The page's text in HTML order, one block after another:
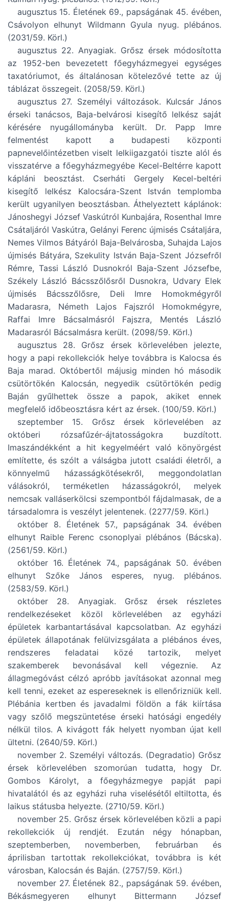
augusztus 15. Életének 69., papságának 45. évében,
Csávolyon elhunyt Wildmann Gyula nyug. plébános.
(2031/59. Körl.)
augusztus 22. Anyagiak. Grősz érsek módosította
az 1952-ben bevezetett főegyházmegyei egységes
taxatóriumot, és általánosan kötelezővé tette az új
táblázat összegeit. (2058/59. Körl.)
augusztus 27. Személyi változások. Kulcsár János
érseki tanácsos, Baja-belvárosi kisegítő lelkész saját
kérésére nyugállományba került. Dr. Papp Imre
felmentést kapott a budapesti központi
papnevelőintézetben viselt lelkiigazgatói tiszte alól és
visszatérve a főegyházmegyébe Kecel-Beltérre kapott
kápláni beosztást. Cserháti Gergely Kecel-beltéri
kisegítő lelkész Kalocsára-Szent István templomba
került ugyanilyen beosztásban. Áthelyeztett káplánok:
Jánoshegyi József Vaskútról Kunbajára, Rosenthal Imre
Csátaljáról Vaskútra, Gelányi Ferenc újmisés Csátaljára,
Nemes Vilmos Bátyáról Baja-Belvárosba, Suhajda Lajos
újmisés Bátyára, Szekulity István Baja-Szent Józsefről
Rémre, Tassi László Dusnokról Baja-Szent Józsefbe,
Székely László Bácsszőlősről Dusnokra, Udvary Elek
újmisés Bácsszőlősre, Deli Imre Homokmégyről
Madarasra, Németh Lajos Fajszról Homokmégyre,
Raffai Imre Bácsalmásról Fajszra, Mentés László
Madarasról Bácsalmásra került. (2098/59. Körl.)
augusztus 28. Grősz érsek körlevelében jelezte,
hogy a papi rekollekciók helye továbbra is Kalocsa és
Baja marad. Októbertől májusig minden hó második
csütörtökén Kalocsán, negyedik csütörtökén pedig
Baján gyűlhettek össze a papok, akiket ennek
megfelelő időbeosztásra kért az érsek. (100/59. Körl.)
szeptember 15. Grősz érsek körlevelében az
októberi rózsafűzér-ájtatosságokra buzdított.
Imaszándékként a hit kegyelméért való könyörgést
említette, és szólt a válságba jutott családi életről, a
könnyelmű házasságkötésekről, meggondolatlan
válásokról, terméketlen házasságokról, melyek
nemcsak valláserkölcsi szempontból fájdalmasak, de a
társadalomra is veszélyt jelentenek. (2277/59. Körl.)
október 8. Életének 57., papságának 34. évében
elhunyt Raible Ferenc csonoplyai plébános (Bácska).
(2561/59. Körl.)
október 16. Életének 74., papságának 50. évében
elhunyt Szőke János esperes, nyug. plébános.
(2583/59. Körl.)
október 28. Anyagiak. Grősz érsek részletes
rendelkezéseket közöl körlevelében az egyházi
épületek karbantartásával kapcsolatban. Az egyházi
épületek állapotának felülvizsgálata a plébános éves,
rendszeres feladatai közé tartozik, melyet
szakemberek bevonásával kell végeznie. Az
állagmegóvást célzó apróbb javításokat azonnal meg
kell tenni, ezeket az espereseknek is ellenőrizniük kell.
Plébánia kertben és javadalmi földön a fák kiírtása
vagy szőlő megszüntetése érseki hatósági engedély
nélkül tilos. A kivágott fák helyett nyomban újat kell
ültetni. (2640/59. Körl.)
november 2. Személyi változás. (Degradatio) Grősz
érsek körlevelében szomorúan tudatta, hogy Dr.
Gombos Károlyt, a főegyházmegye papját papi
hivatalától és az egyházi ruha viselésétől eltiltotta, és
laikus státusba helyezte. (2710/59. Körl.)
november 25. Grősz érsek körlevelében közli a papi
rekollekciók új rendjét. Ezután négy hónapban,
szeptemberben, novemberben, februárban és
áprilisban tartottak rekollekciókat, továbbra is két
városban, Kalocsán és Baján. (2757/59. Körl.)
november 27. Életének 82., papságának 59. évében,
Békásmegyeren elhunyt Bittermann József